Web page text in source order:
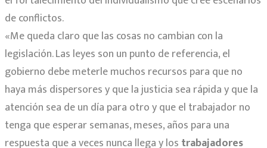
de conflictos.
«Me queda claro que las cosas no cambian con la
legislación. Las leyes son un punto de referencia, el
gobierno debe meterle muchos recursos para que no
haya más dispersores y que la justicia sea rápida y que la
atención sea de un día para otro y que el trabajador no
tenga que esperar semanas, meses, años para una
respuesta que a veces nunca llega y los trabajadores